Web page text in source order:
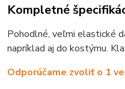
Kompletné
Pohodlné, veľmi elastické
napríklad aj do kostýmu.
Odporúčame zvoliť o 1